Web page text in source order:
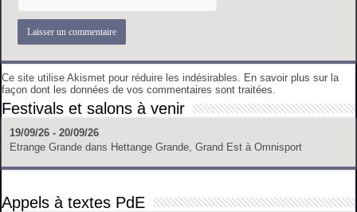
Ce site utilise Akismet pour réduire les indésirables.
En savoir plus sur la
façon dont les données de vos commentaires sont traitées
Festivals et salons à venir
19/09/26 - 20/09/26
Etrange Grande dans Hettange Grande, Grand Est à Omnisport
Appels à textes PdE